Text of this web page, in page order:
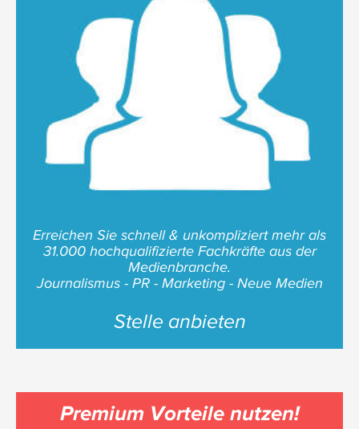
Erreichen Sie schnell & unkompliziert mehr als
31.000 hochqualifizierte Fachkräfte aus der
Medienbranche.
Journalismus - PR - Marketing - Neue Medien
Stelle anbieten
Premium Vorteile nutzen!